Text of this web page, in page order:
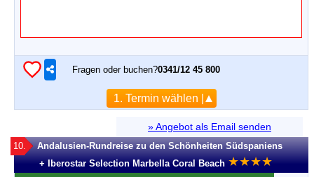
Fragen oder buchen?0341/12 45 800
1. Termin wählen |
» Angebot als Email senden
10.
Andalusien-Rundreise zu den Schönheiten Südspaniens
+ Iberostar Selection Marbella Coral Beach ★★★★